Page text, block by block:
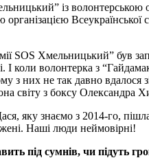
із
SOS Хмельницький” був
І коли волонтерка з
з них не так давно вдалося
світу з боксу Олександра
яку знаємо з 2014-го,
Наші люди неймовірні!
під сумнів, чи підуть